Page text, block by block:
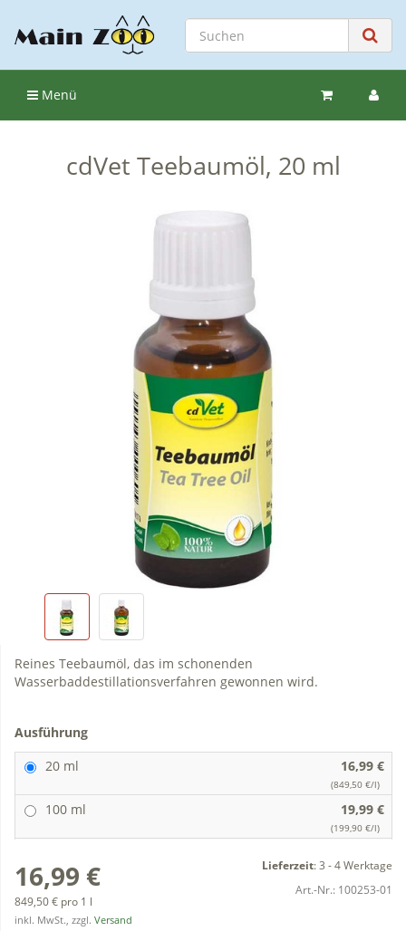
Menü
cdVet Teebaumöl, 20 ml
Reines Teebaumöl, das im schonenden
Wasserbaddestillationsverfahren gewonnen wird.
Ausführung
20 ml
16,99 €
(849,50 €/l)
100 ml 19,99 €
(199,90 €/l)
16,99 €
849,50 € pro 1 l
inkl. MwSt., zzgl. Versand
Lieferzeit: 3 - 4 Werktage
Art.-Nr.: 100253-01